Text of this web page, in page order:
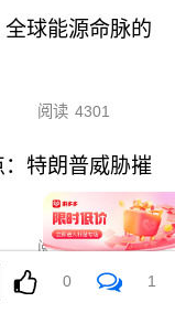
球能源命脉的
阅读 4301
特朗普威胁摧
阅读 4103
海峡重开无限
0 1